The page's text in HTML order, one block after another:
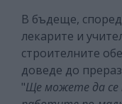
В бъдеще,
лекарите и
строителните
доведе до
"Ще можете да се